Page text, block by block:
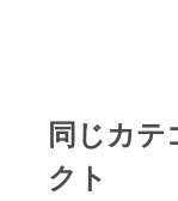
同じカテ
クト